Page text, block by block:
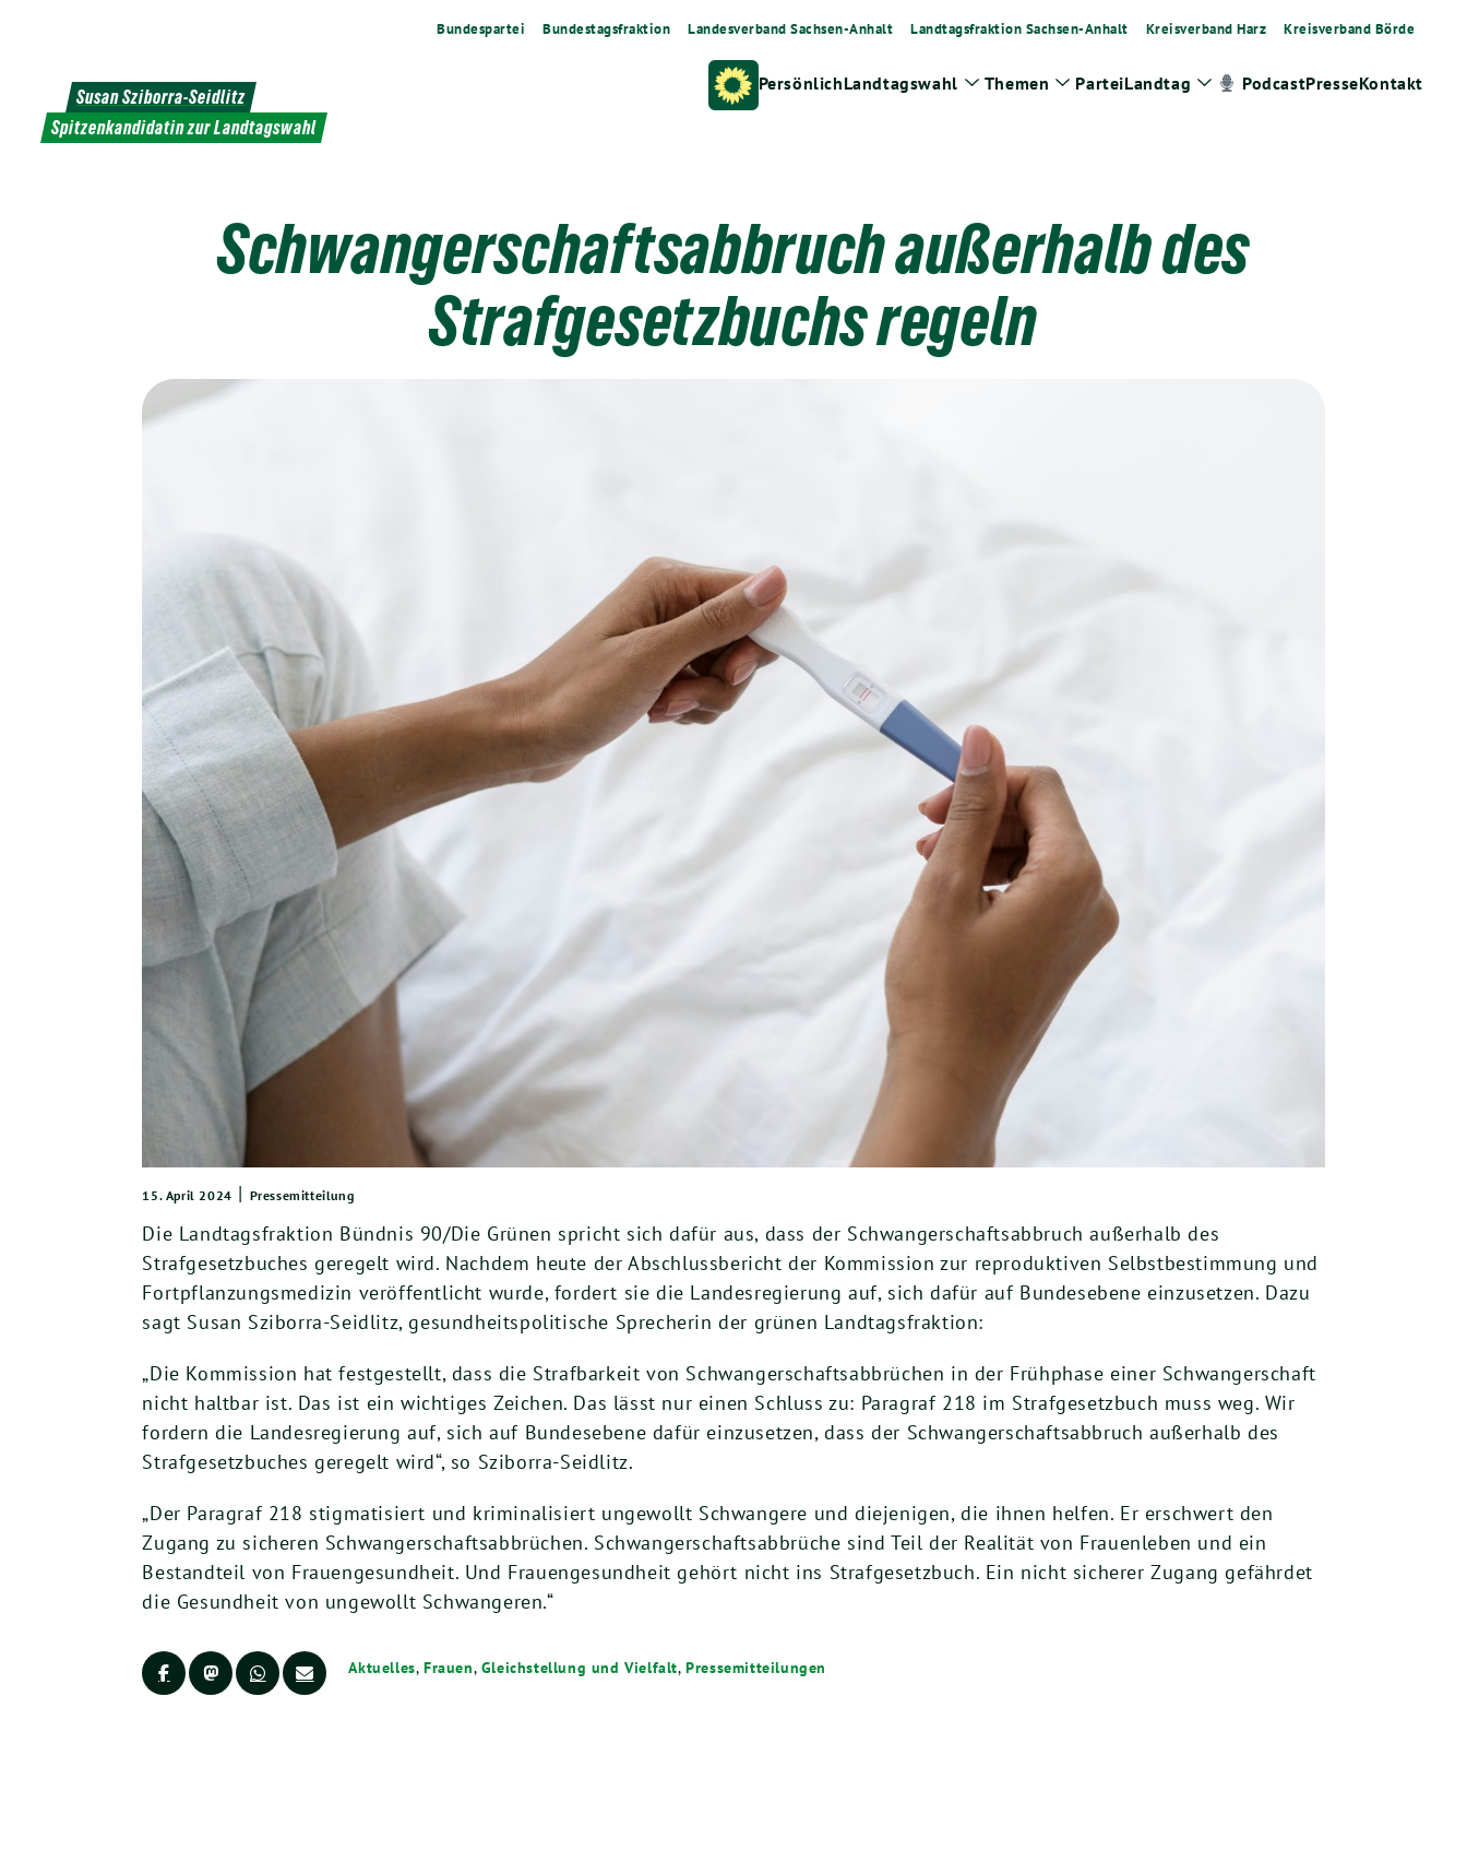
Bundespartei Bundestagsfraktion Landesverband Sachsen-Anhalt Landtagsfraktion Sachsen-Anhalt Kreisverband Harz Kreisverband Börde
Susan Sziborra-Seidlitz
Spitzenkandidatin zur Landtagswahl
PersönlichLandtagswahl Zeige
Themen
Zeige
ParteiLandtag
ZeigePodcastPresseKontakt
Schwangerschaftsabbruch außerhalb des
Strafgesetzbuchs regeln
15. April 2024 | Pressemitteilung
Die Landtagsfraktion Bündnis 90/Die Grünen spricht sich dafür aus, dass der Schwangerschaftsabbruch außerhalb des
Strafgesetzbuches geregelt wird. Nachdem heute der Abschlussbericht der Kommission zur reproduktiven Selbstbestimmung und
Fortpflanzungsmedizin veröffentlicht wurde, fordert sie die Landesregierung auf, sich dafür auf Bundesebene einzusetzen. Dazu
sagt Susan Sziborra-Seidlitz, gesundheitspolitische Sprecherin der grünen Landtagsfraktion:
„Die Kommission hat festgestellt, dass die Strafbarkeit von Schwangerschaftsabbrüchen in der Frühphase einer Schwangerschaft
nicht haltbar ist. Das ist ein wichtiges Zeichen. Das lässt nur einen Schluss zu: Paragraf 218 im Strafgesetzbuch muss weg. Wir
fordern die Landesregierung auf, sich auf Bundesebene dafür einzusetzen, dass der Schwangerschaftsabbruch außerhalb des
Strafgesetzbuches geregelt wird“, so Sziborra-Seidlitz.
„Der Paragraf 218 stigmatisiert und kriminalisiert ungewollt Schwangere und diejenigen, die ihnen helfen. Er erschwert den
Zugang zu sicheren Schwangerschaftsabbrüchen. Schwangerschaftsabbrüche sind Teil der Realität von Frauenleben und ein
Bestandteil von Frauengesundheit. Und Frauengesundheit gehört nicht ins Strafgesetzbuch. Ein nicht sicherer Zugang gefährdet
die Gesundheit von ungewollt Schwangeren.“
Aktuelles, Frauen, Gleichstellung und Vielfalt,Pressemitteilungen